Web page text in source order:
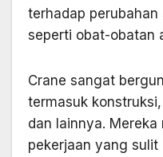
terhadap
seperti obat-obatan
Crane sangat
termasuk
dan lainnya.
pekerjaan yang